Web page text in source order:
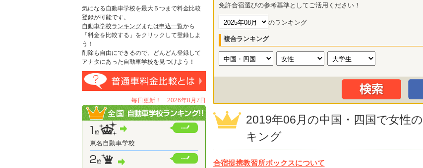
気になる自動車学校を最大５つまで料金比較
登録が可能です。
自動車学校ランキングまたは申込一覧から
「料金を比較する」をクリックして登録しよ
う！
削除も自由にできるので、どんどん登録して
アナタにあった自動車学校を見つけよう！
毎日更新！ 2026年8月7日
東名自動車学校
免許合宿選びの参考基準としてご活用ください！
のランキング
複合ランキング
2019年06月の中国・四国で女性
キング
合宿提携教習所ボックスについて